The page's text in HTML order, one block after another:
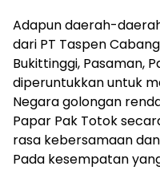
Adapun daerah-
dari PT Taspen
Bukittinggi, Pasaman,
diperuntukkan untuk
Negara golongan
Papar Pak Totok
rasa kebersamaan
Pada kesempatan